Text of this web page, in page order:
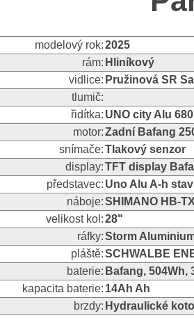
modelový rok:2025
rám: Hliníkový
vidlice: Pružinová SR
tlumič:
řidítka: UNO city Alu
motor:Zadní Bafang
snímače:Tlakový senzor
display:TFT display
představec: Uno Alu A-h
náboje:SHIMANO HB-
velikost kol:28"
ráfky:Storm
pláště:SCHWALBE
baterie: Bafang, 504Wh,
kapacita baterie: 14Ah Ah
brzdy: Hydraulické